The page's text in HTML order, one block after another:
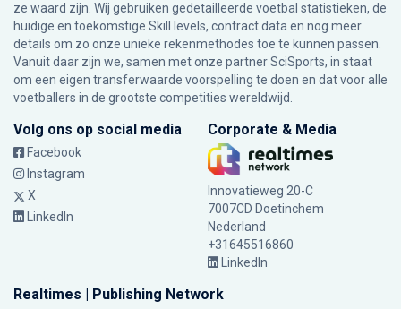
ze waard zijn. Wij gebruiken gedetailleerde voetbal statistieken, de
huidige en toekomstige Skill levels, contract data en nog meer
details om zo onze unieke rekenmethodes toe te kunnen passen.
Vanuit daar zijn we, samen met onze partner SciSports, in staat
om een eigen transferwaarde voorspelling te doen en dat voor alle
voetballers in de grootste competities wereldwijd.
Volg ons op social media
Facebook
Instagram
X
LinkedIn
Corporate & Media
Innovatieweg 20-C
7007CD Doetinchem
Nederland
+31645516860
LinkedIn
Realtimes | Publishing Network